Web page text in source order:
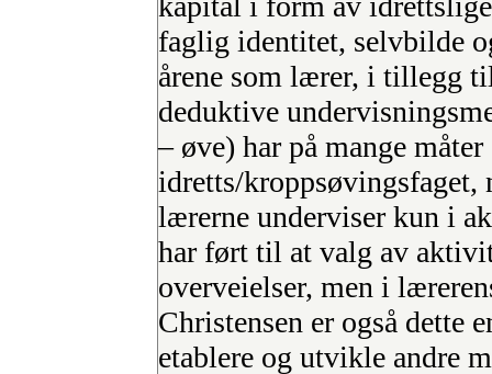
faglig identitet, selvbilde
årene som lærer, i tillegg
deduktive
– øve) har på mange
idretts/
lærerne underviser kun i
har ført til at valg av
overveielser, men i
Christensen er også dette
etablere og utvikle andre